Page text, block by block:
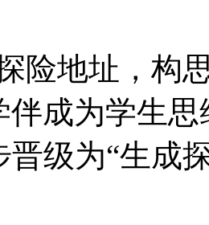
址，构
学伴成为学生
级为“生成探